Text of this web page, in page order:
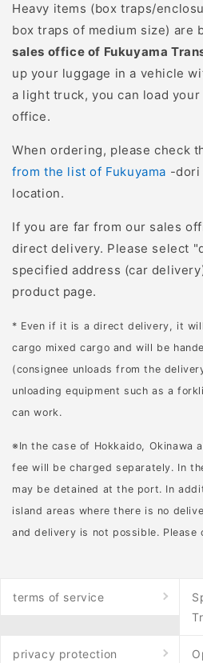
的に行動するため、適切
な対策を行わないと被害
が連鎖的に拡大してしま
います。 イノシシの習性
と危険性を理解する イノ
態を理解することで、被
害を起こしやすい状況や
リスクを事前に把握し、
できます。 イノシシは夜
行性でありながら、人里
近くでも活動を続ける強
靭な足腰を持つ動物で
す。嗅覚や聴覚が非常に
発達しており、わずかな
食べ物の臭いにも敏感に
反応します。農作物や家
庭ゴミなど、人間の生活
を餌として認識するの
で、被害は多岐にわたり
ます。 また、イノシシは
警戒心が強く、危険を察
知するとすぐに逃げる反
があります。特に子連れ
可能性があり、予期せぬ
Heavy items (box traps/
box traps of medium size) are
sales office of Fukuyama
up your luggage in a vehicle
a light truck, you can load
office.
When ordering, please check
from the list of Fukuyama -dori
location.
If you are far from our sales
direct delivery. Please select
specified address (car
product page.
* Even if it is a direct delivery, it
cargo mixed cargo and will be
(consignee unloads from the
unloading equipment such as a
can work.
※In the case of Hokkaido, Okinawa
fee will be charged separately. In
may be detained at the port. In
island areas where there is no
and delivery is not possible.
terms of service
privacy protection